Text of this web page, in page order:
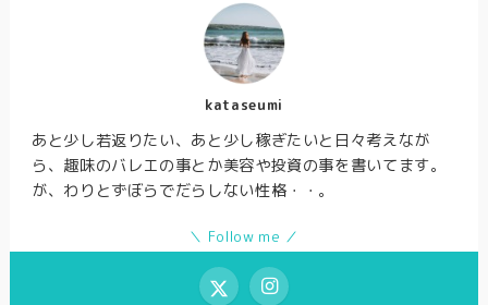
kataseumi
あと少し若返りたい、あと少し稼ぎたいと日々考えなが
ら、趣味のバレエの事とか美容や投資の事を書いてます。
が、わりとずぼらでだらしない性格・・。
＼ Follow me ／